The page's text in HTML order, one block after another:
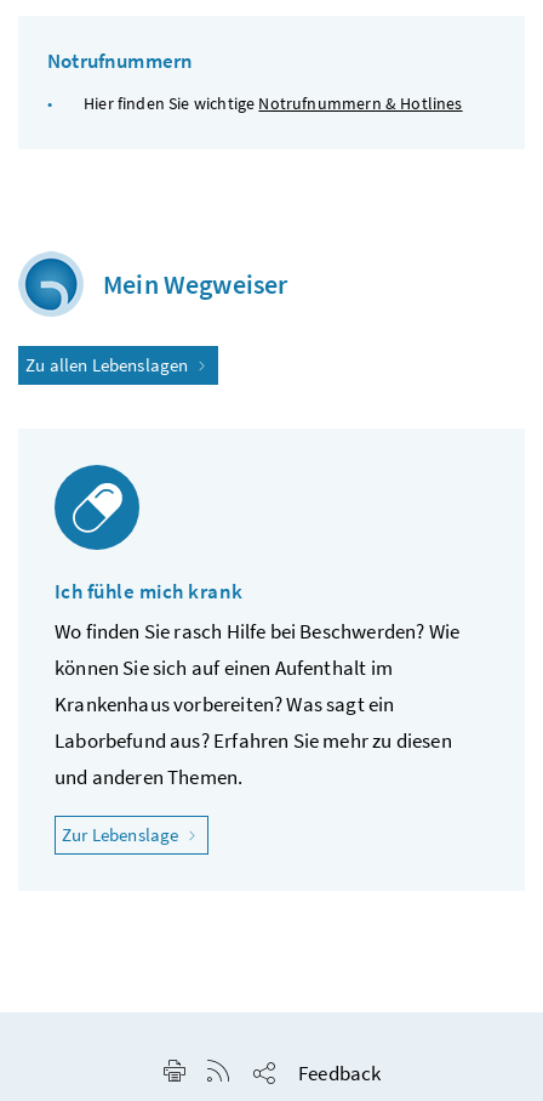
Notrufnummern
Hier finden Sie wichtige Notrufnummern & Hotlines
Mein Wegweiser
Zu allen Lebenslagen
Ich fühle mich krank
Wo finden Sie rasch Hilfe bei Beschwerden? Wie
können Sie sich auf einen Aufenthalt im
Krankenhaus vorbereiten? Was sagt ein
Laborbefund aus? Erfahren Sie mehr zu diesen
und anderen Themen.
Zur Lebenslage "Ich fühle mich krank"
Seite drucken
RSS-Feed anzeigen
Feedback